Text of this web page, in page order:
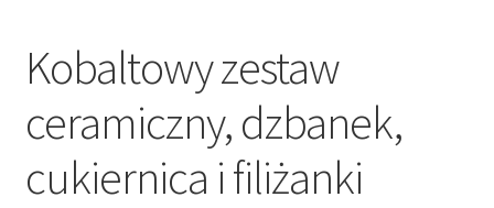
Kobaltowy zestaw
ceramiczny, dzbanek,
cukiernica i filiżanki